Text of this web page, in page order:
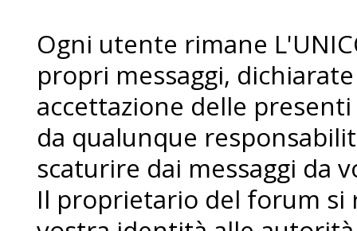
Ogni utente rimane
propri messaggi,
accettazione delle
da qualunque
scaturire dai messaggi da
Il proprietario del forum